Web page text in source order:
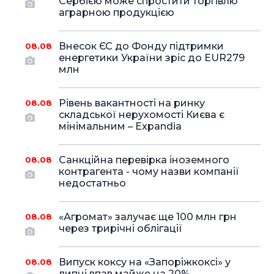
аграрною продукцією
08.08
Внесок ЄС до Фонду підтримки
енергетики України зріс до EUR279
млн
08.08
Рівень вакантності на ринку
складської нерухомості Києва є
мінімальним – Expandia
08.08
Санкційна перевірка іноземного
контрагента - чому назви компанії
недостатньо
08.08
«Агромат» залучає ще 100 млн грн
через трирічні облігації
08.08
Випуск коксу на «Запоріжкоксі» у